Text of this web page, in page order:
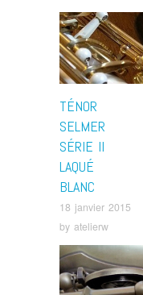
TÉNOR
SELMER
SÉRIE II
LAQUÉ
BLANC
18 janvier 2015
by atelierw